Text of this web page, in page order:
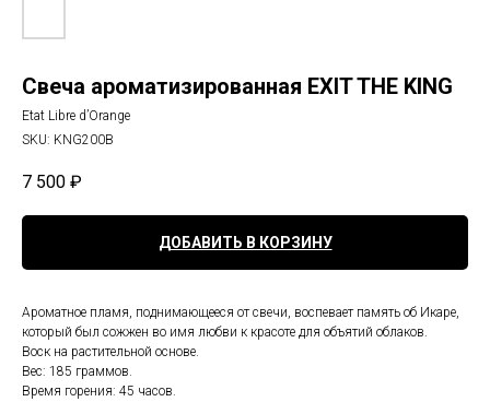
Свеча ароматизированная EXIT THE KING
Etat Libre d’Orange
SKU: KNG200B
7 500 ₽
ДОБАВИТЬ В КОРЗИНУ
Ароматное пламя, поднимающееся от свечи, воспевает память об Икаре,
который был сожжен во имя любви к красоте для объятий облаков.
Воск на растительной основе.
Вес: 185 граммов.
Время горения: 45 часов.